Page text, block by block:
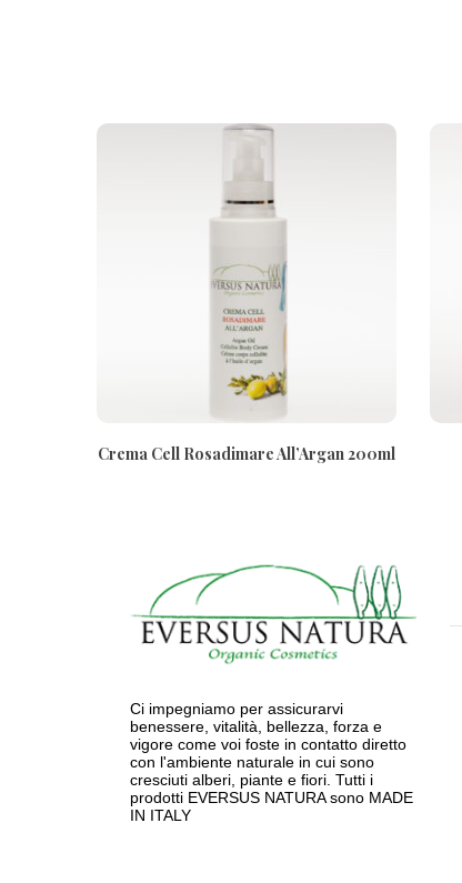
Crema Cell Rosadimare All’Argan 200ml
Ci impegniamo per assicurarvi
benessere, vitalità, bellezza, forza e
vigore come voi foste in contatto diretto
con l'ambiente naturale in cui sono
cresciuti alberi, piante e fiori. Tutti i
prodotti EVERSUS NATURA sono MADE
IN ITALY